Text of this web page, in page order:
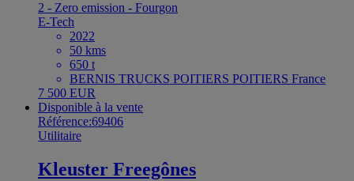
2 - Zero emission - Fourgon
E-Tech
2022
50 kms
650 t
BERNIS TRUCKS POITIERS POITIERS France
7 500 EUR
Disponible à la vente
Référence:69406
Utilitaire
Kleuster Freegônes